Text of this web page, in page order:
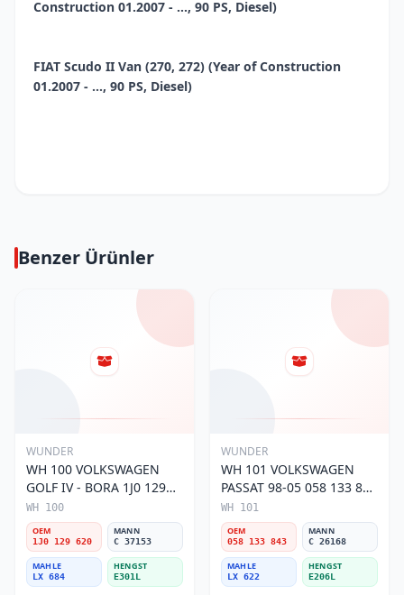
Construction 01.2007 - ..., 90 PS, Diesel)
FIAT Scudo II Van (270, 272) (Year of Construction
01.2007 - ..., 90 PS, Diesel)
Benzer Ürünler
WUNDER
WH 100 VOLKSWAGEN
GOLF IV - BORA 1J0 129
620 Hava Filtresi
WH 100
OEM
1J0 129 620
MANN
C 37153
MAHLE
LX 684
HENGST
E301L
WUNDER
WH 101 VOLKSWAGEN
PASSAT 98-05 058 133 843
Hava Filtresi
WH 101
OEM
058 133 843
MANN
C 26168
MAHLE
LX 622
HENGST
E206L